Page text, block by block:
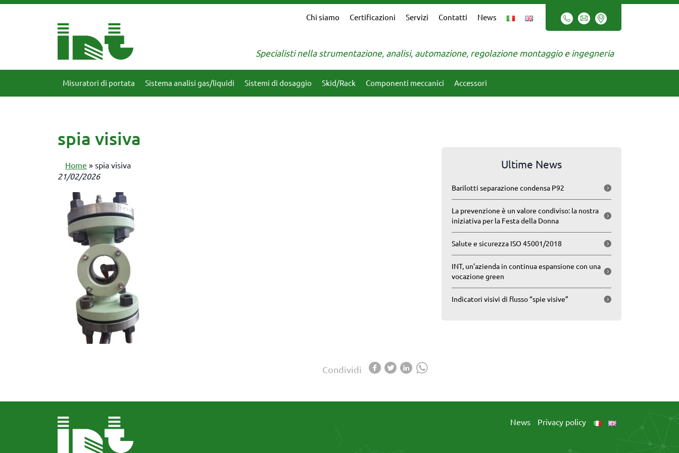
Chi siamo Certificazioni Servizi Contatti News
Specialisti nella strumentazione, analisi, automazione, regolazione montaggio e ingegneria
Misuratori di portata Sistema analisi gas/liquidi Sistemi di dosaggio Skid/Rack Componenti meccanici Accessori
spia visiva
Home » spia visiva
21/02/2026
Condividi
Ultime News
Barilotti separazione condensa P92
La prevenzione è un valore condiviso: la nostra
iniziativa per la Festa della Donna
Salute e sicurezza ISO 45001/2018
INT, un’azienda in continua espansione con una
vocazione green
Indicatori visivi di flusso “spie visive”
News Privacy policy